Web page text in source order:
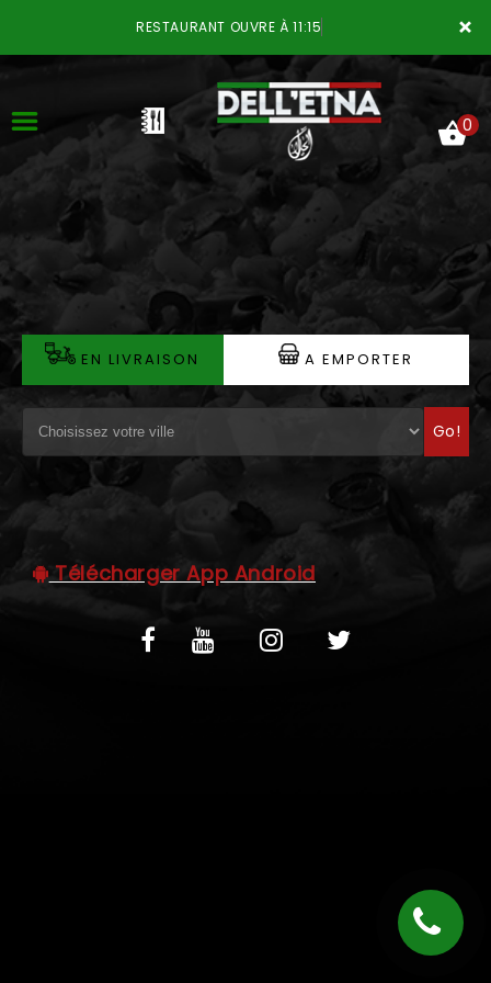
×
RESTAURANT OUVRE À 11:15
ACCUEIL
LA CARTE
VOTRE COMPTE
NOTRE RESTAURANT
VOS AVIS
MENTIONS LÉGALES
0
EN LIVRAISON A EMPORTER
Go!
Télécharger App Android